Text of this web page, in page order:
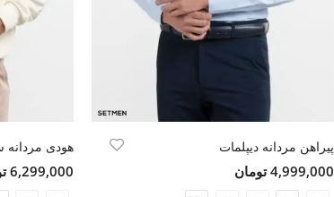
پیراهن مردانه دیپلمات
4,999,000 تومان 6,299,000 تومان